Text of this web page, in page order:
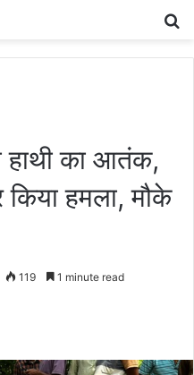
का आतंक,
हमला, मौके
119 1 minute read